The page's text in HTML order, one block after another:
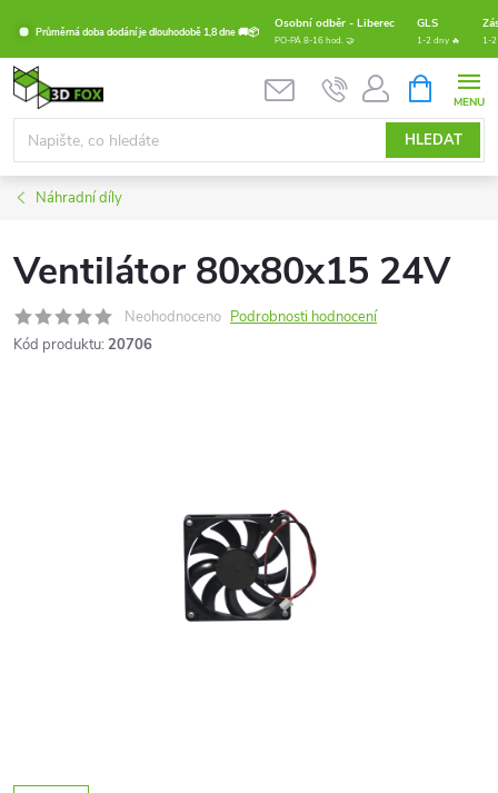
obsah
Průměrná doba dodání je dlouhodobě 1,8 dne 🚚📦
Osobní odběr - Liberec GLS
PO-PÁ 8-16 hod. 🤝 1-2 dny 🔥 1-
HLEDAT
NÁKUPNÍ
KOŠÍK
Náhradní díly
Ventilátor 80x80x15 24V
Neohodnoceno Podrobnosti hodnocení
Kód produktu: 20706